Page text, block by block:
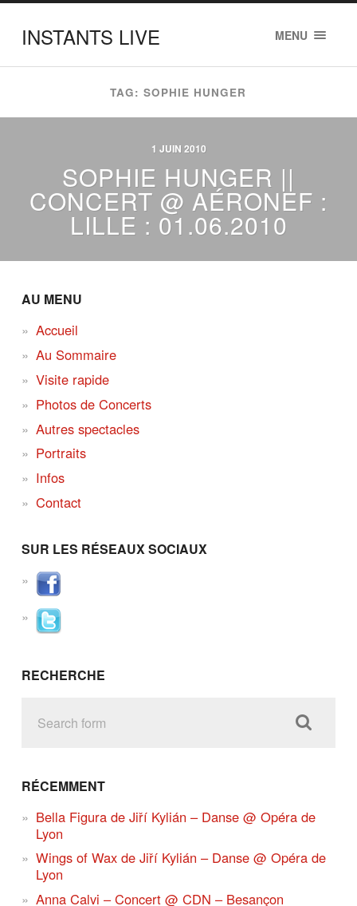
INSTANTS LIVE MENU
TAG: SOPHIE HUNGER
1 JUIN 2010
SOPHIE HUNGER ||
CONCERT @ AÉRONEF :
LILLE : 01.06.2010
AU MENU
Accueil
Au Sommaire
Visite rapide
Photos de Concerts
Autres spectacles
Portraits
Infos
Contact
SUR LES RÉSEAUX SOCIAUX
RECHERCHE
RÉCEMMENT
Bella Figura de Jiří Kylián – Danse @ Opéra de
Lyon
Wings of Wax de Jiří Kylián – Danse @ Opéra de
Lyon
Anna Calvi – Concert @ CDN – Besançon